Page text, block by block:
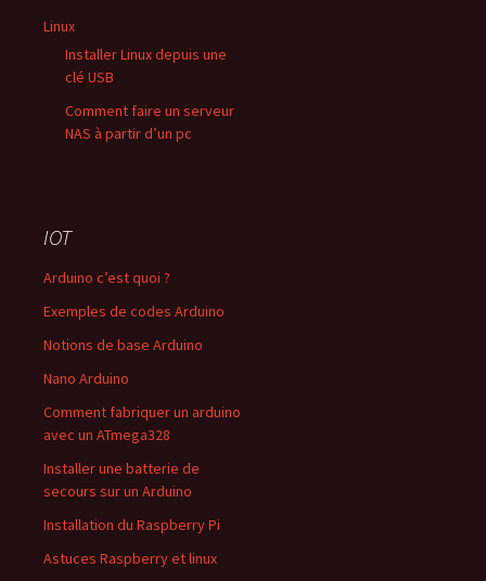
Linux
Installer Linux depuis une
clé USB
Comment faire un serveur
NAS à partir d’un pc
IOT
Arduino c’est quoi ?
Exemples de codes Arduino
Notions de base Arduino
Nano Arduino
Comment fabriquer un arduino
avec un ATmega328
Installer une batterie de
secours sur un Arduino
Installation du Raspberry Pi
Astuces Raspberry et linux